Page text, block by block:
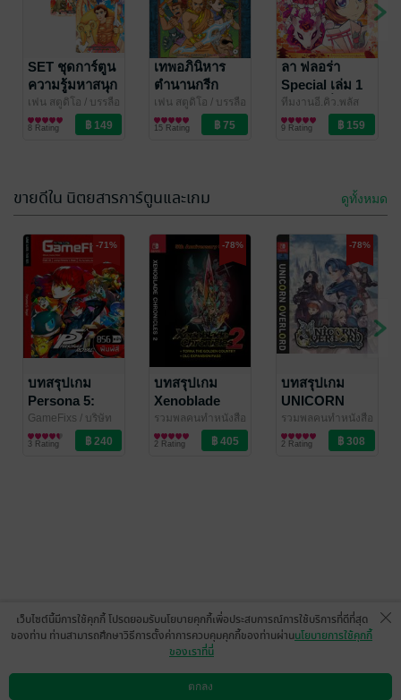
SET ชุดการ์ตูน
ความรู้มหาสนุก
( ชุดการ์ตูนสาม
เล่ม)
เฟน สตูดิโอ / บรรลือ
สาส์น
การ์ตูนเด็ก/การ์ตูน
ความรู้
8 Rating
เทพอภินิหาร
ตำนานกรีก
เฟน สตูดิโอ / บรรลือ
สาส์น
การ์ตูนเด็ก/การ์ตูน
ความรู้
15 Rating
ลา ฟลอร่า
Special เล่ม 1
ใบไม้เปลี่ยนสี
กับคดีจิ้งจอก
แห่งเกียวโต
ทีมงานอี.คิว.พลัส
E.Q.plus
/ E.Q.plus
การ์ตูนเด็ก/การ์ตูน
ความรู้
9 Rating
ขายดีใน นิตยสารการ์ตูนและเกม ดูทั้งหมด
-71%
บทสรุปเกม
Persona 5:
Royal [เขียน
จากภาค Royal
ฉบับสมบูรณ์/
GameFixs / บริษัท
เกมฟิกส์ จำกัด
นิตยสารการ์ตูนและ
เกม
3 Rating
-78%
บทสรุปเกม
Xenoblade
Chronicles 2
รวมพลคนทำหนังสือ
เกมส์/ Rp EBooks
นิตยสารการ์ตูนและ
เกม
2 Rating
-78%
บทสรุปเกม
UNICORN
OVERLORD
"ตำนานแห่งยูนิ
คอร์น ศึกชิง
รวมพลคนทำหนังสือ
เกมส์/ Rp EBooks
นิตยสารการ์ตูนและ
เกม
2 Rating
เลือกหมวดหมู่ +
ติดต่อเรา
เว็บไซต์นี้มีการใช้คุกกี้ โปรดยอมรับนโยบายคุกกี้เพื่อประสบการณ์การใช้บริการที่ดีที่สุด
ของท่าน ท่านสามารถศึกษาวิธีการตั้งค่าการควบคุมคุกกี้ของท่านผ่านนโยบายการใช้คุกกี้
ของเราที่นี่
ตกลง